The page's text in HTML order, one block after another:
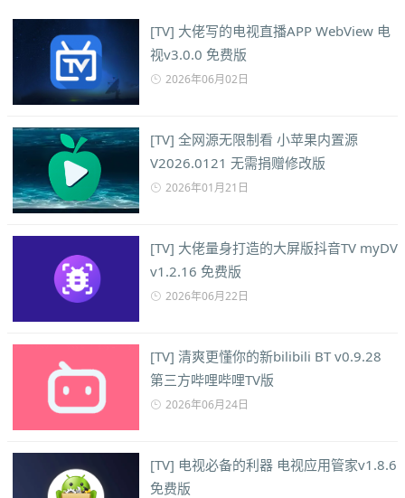
[TV] 大佬写的电视直播APP WebView 电
视v3.0.0 免费版
2026年06月02日
[TV] 全网源无限制看 小苹果内置源
V2026.0121 无需捐赠修改版
2026年01月21日
[TV] 大佬量身打造的大屏版抖音TV myDV
v1.2.16 免费版
2026年06月22日
[TV] 清爽更懂你的新bilibili BT v0.9.28
第三方哔哩哔哩TV版
2026年06月24日
[TV] 电视必备的利器 电视应用管家v1.8.6
免费版